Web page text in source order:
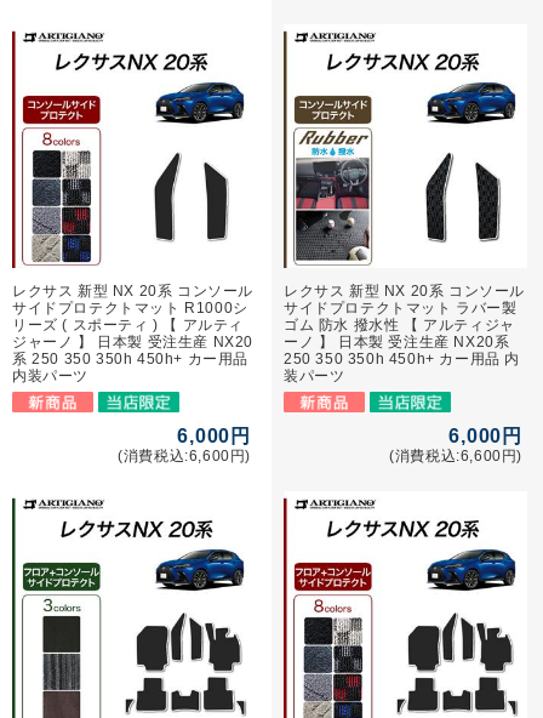
レクサス 新型 NX 20系 コンソール
サイドプロテクトマット R1000シ
リーズ ( スポーティ ) 【 アルティ
ジャーノ 】 日本製 受注生産 NX20
系 250 350 350h 450h+ カー用品
内装パーツ
6,000円
(消費税込:6,600円)
レクサス 新型 NX 20系 コンソール
サイドプロテクトマット ラバー製
ゴム 防水 撥水性 【 アルティジャ
ーノ 】 日本製 受注生産 NX20系
250 350 350h 450h+ カー用品 内
装パーツ
6,000円
(消費税込:6,600円)